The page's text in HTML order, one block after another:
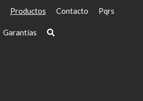
Productos Contacto Pqrs
Garantías